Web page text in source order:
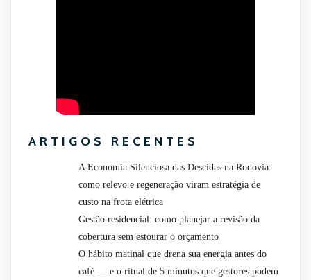
ARTIGOS RECENTES
A Economia Silenciosa das Descidas na Rodovia:
como relevo e regeneração viram estratégia de
custo na frota elétrica
Gestão residencial: como planejar a revisão da
cobertura sem estourar o orçamento
O hábito matinal que drena sua energia antes do
café — e o ritual de 5 minutos que gestores podem